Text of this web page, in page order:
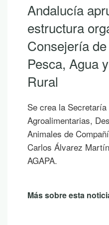
Andalucía
estructura
Consejería
Pesca, Agua
Rural
Se crea la
Agroalimentarias,
Animales de
Carlos Álvarez
AGAPA.
Más sobre esta